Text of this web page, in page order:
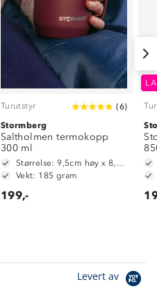
Turutstyr (6)
Stormberg
Saltholmen termokopp
300 ml
Vekt: 185 gram
199,-
Levert av